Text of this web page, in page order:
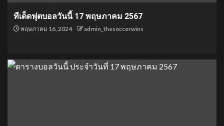
ทีเด็ดฟุตบอลวันนี้ 17 พฤษภาคม 2567
พฤษภาคม 16, 2024 admin_thesoccerwins